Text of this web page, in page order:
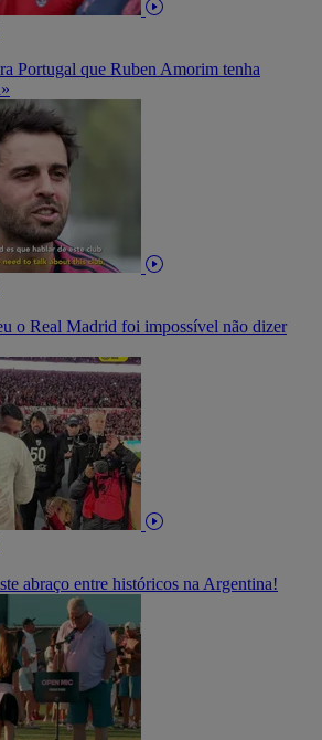
Portugal que Ruben Amorim tenha
o Real Madrid foi impossível não dizer
abraço entre históricos na Argentina!